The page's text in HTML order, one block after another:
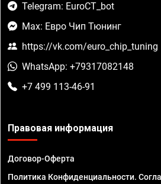
Telegram: EuroCT_bot
Max: Евро Чип Тюнинг
https://vk.com/euro_chip_tuning
WhatsApp: +79317082148
+7 499 113-46-91
Правовая информация
Договор-Оферта
Политика Конфиденциальности.